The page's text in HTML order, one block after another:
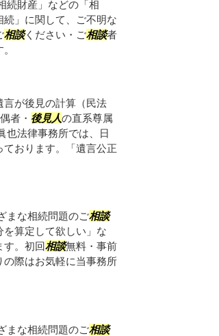
続財産」などの「相
」に関して、ご不明な
相談ください・ご相談者
言が後見の計算（民法
者・ 後見人の直系尊属
也法律事務所では、日
ております。「遺言公正
まな相続問題のご相談
算定して欲しい」な
す。初回相談無料・事前
際はお気軽に当事務所
まな相続問題のご相談